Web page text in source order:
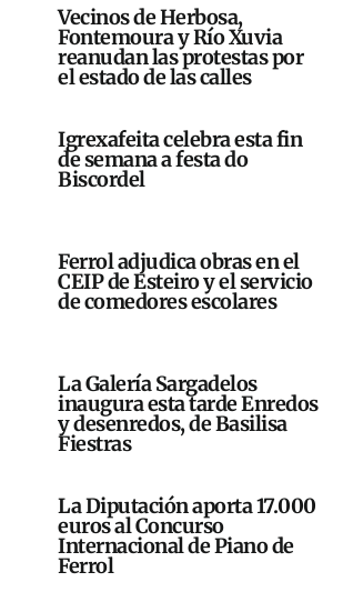
Vecinos de Herbosa,
Fontemoura y Río Xuvia
reanudan las protestas por
el estado de las calles
Igrexafeita celebra esta fin
de semana a festa do
Biscordel
Ferrol adjudica obras en el
CEIP de Esteiro y el servicio
de comedores escolares
La Galería Sargadelos
inaugura esta tarde Enredos
y desenredos, de Basilisa
Fiestras
La Diputación aporta 17.000
euros al Concurso
Internacional de Piano de
Ferrol